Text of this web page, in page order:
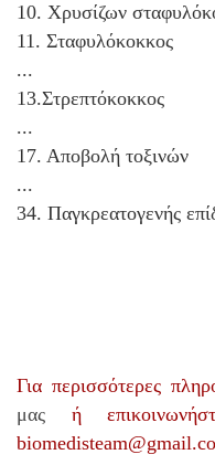
10. Χρυσίζων
11. Σταφυλόκοκκος
...
13.Στρεπτόκοκκος
...
17. Αποβολή τοξινών
...
34. Παγκρεατογενής
Για περισσότερες
μας ή